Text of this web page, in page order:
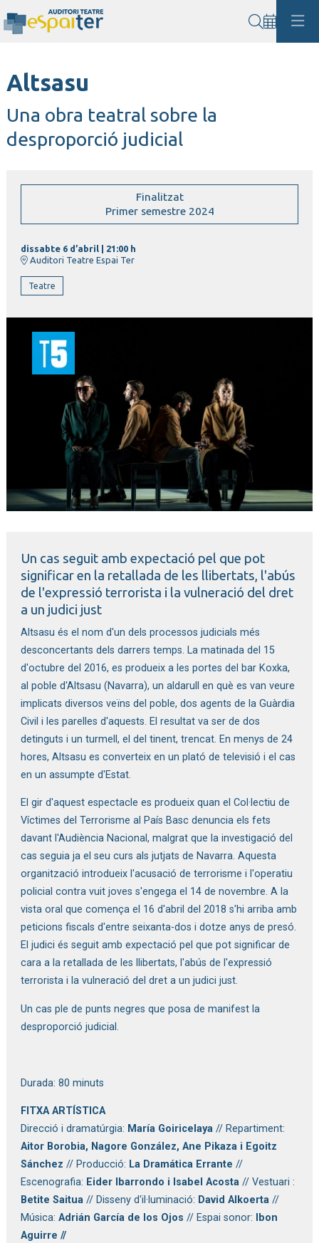
Altsasu
Una obra teatral sobre la
desproporció judicial
Finalitzat
Primer semestre 2024
dissabte 6 d’abril
21:00 h
Auditori Teatre Espai Ter
Teatre
Un cas seguit amb expectació pel que pot
significar en la retallada de les llibertats, l'abús
de l'expressió terrorista i la vulneració del dret
a un judici just
Altsasu és el nom d'un dels processos judicials més
desconcertants dels darrers temps. La matinada del 15
d'octubre del 2016, es produeix a les portes del bar Koxka,
al poble d'Altsasu (Navarra), un aldarull en què es van veure
implicats diversos veïns del poble, dos agents de la Guàrdia
Civil i les parelles d'aquests. El resultat va ser de dos
detinguts i un turmell, el del tinent, trencat. En menys de 24
hores, Altsasu es converteix en un plató de televisió i el cas
en un assumpte d'Estat.
El gir d'aquest espectacle es produeix quan el Col·lectiu de
Víctimes del Terrorisme al País Basc denuncia els fets
davant l'Audiència Nacional, malgrat que la investigació del
cas seguia ja el seu curs als jutjats de Navarra. Aquesta
organització introdueix l'acusació de terrorisme i l'operatiu
policial contra vuit joves s'engega el 14 de novembre. A la
vista oral que comença el 16 d'abril del 2018 s'hi arriba amb
peticions fiscals d'entre seixanta-dos i dotze anys de presó.
El judici és seguit amb expectació pel que pot significar de
cara a la retallada de les llibertats, l'abús de l'expressió
terrorista i la vulneració del dret a un judici just.
Un cas ple de punts negres que posa de manifest la
desproporció judicial.
Durada: 80 minuts
FITXA ARTÍSTICA
Direcció i dramatúrgia: María Goiricelaya // Repartiment:
Aitor Borobia, Nagore González, Ane Pikaza i Egoitz
Sánchez // Producció: La Dramática Errante //
Escenografia: Eider Ibarrondo i Isabel Acosta // Vestuari :
Betite Saitua // Disseny d'il·luminació: David Alkoerta //
Música: Adrián García de los Ojos // Espai sonor:
Ibon
Aguirre //